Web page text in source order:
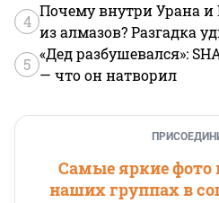
4
Почему внутри Урана
из алмазов? Разгадка
5
«Дед разбушевался»:
— что он натворил
Самые яркие фото
наших группах в